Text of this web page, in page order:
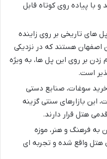
و با پیاده روی کوتاه قابل
های تاریخی بر روی زاینده
اصفهان هستند که در نزدیکی
زدن بر روی این پل ها، به ویژه
است.
خرید سوغات، صنایع دستی
این بازارهای سنتی گزینه
هتل قرار دارند.
به فرهنگ و هنر، موزه
هتل واقع شده و تجربه ای